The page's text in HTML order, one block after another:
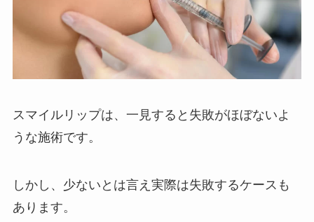
スマイルリップは、一見すると失敗がほぼないよ
うな施術です。
しかし、少ないとは言え実際は失敗するケースも
あります。